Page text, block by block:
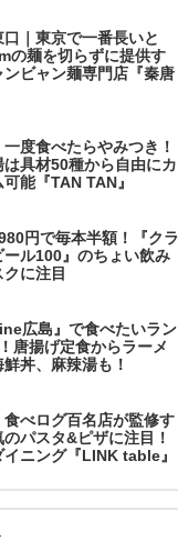
口｜東京で一番長いと
の麺を切らずに提供す
ンビャン麺専門店『秦唐
度食べたらやみつき！
は具材50種から自由にカ
可能『TAN TAN』
円で毎本半額！『クラ
ール100』のちょい飲み
に注目
広島』で食べたいラン
唐揚げ定食からラーメ
鮮丼、麻辣湯も！
食べログ百名店が監修す
のパスタ&ピザに注目！
イニング『LINK table』